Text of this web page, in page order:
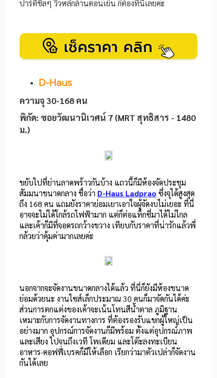
ปาร์ตี้ชิลๆ วิวหลักล้านตอนเย็น ก็ต้องที่นี่เลยค่ะ
D-Haus
ความจุ 30-168 คน
พิกัด: ซอยวัฒนานิเวศน์ 7 (MRT สุทธิสาร - 1480
ม.)
ขยับไปที่ย่านลาดพร้าวกันบ้าง แถวนี้ก็มีห้องจัดประชุม
สัมมนาขนาดกลาง ชื่อว่า D-Haus Ladprao ซึ่งจุได้สูงสุด
ถึง 168 คน แถมยังราคาย่อมเยาเอาใจผู้จัดงบไม่เยอะ ที่นี่
อาจจะไม่ได้ใกล้รถไฟฟ้ามาก แต่ก็ต่อแท็กซี่มาได้ไม่ไกล
และเค้าก็มีที่จอดรถกว้างขวาง เทียบกับราคาที่น่ารักแล้วพี่
กล้วยว่าคุ้มค่ามากเลยค่ะ
นอกจากจะจัดงานขนาดกลางได้แล้ว ที่นี่ก็ยังมีห้องขนาด
ย่อมด้วยนะ งานไซส์เล็กประมาณ 30 คนก็มาจัดกันได้ค่ะ
ส่วนการตกแต่งของเค้าจะเน้นโทนสีน้ำตาล ภูมิฐาน
เหมาะกับการจัดงานทางการ ที่ต้องรองรับแขกผู้ใหญ่เป็น
อย่างมาก อุปกรณ์การจัดงานก็มีพร้อม ตั้งแต่อุปกรณ์ภาพ
และเสียง ไปจนถึงเวที โพเดียม และโต๊ะลงทะเบียน
อาหาร-คอฟฟี่เบรคก็มีให้เลือก เรียกว่ามาตัวเปล่าก็จัดงาน
กันได้เลย